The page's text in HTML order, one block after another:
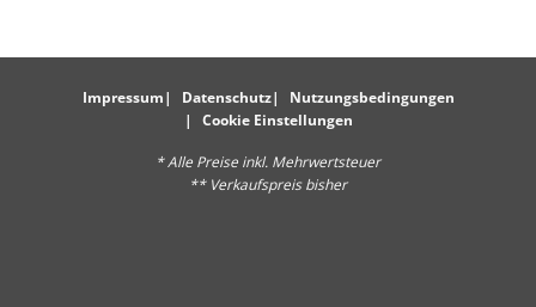
Impressum Datenschutz
Nutzungsbedingungen
Cookie Einstellungen
* Alle Preise inkl. Mehrwertsteuer
** Verkaufspreis bisher